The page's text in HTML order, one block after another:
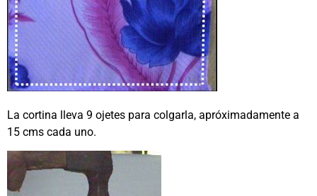
La cortina lleva 9 ojetes para colgarla, apróximadamente a
15 cms cada uno.